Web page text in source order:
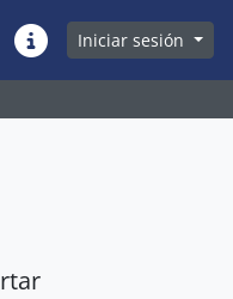
Enlaces rápidos
Iniciar sesión